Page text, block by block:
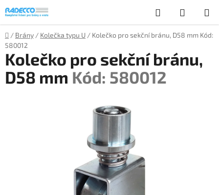
na
obsah
Hledat
KOŠÍK
Domů
/ Brány / Kolečka typu U / Kolečko pro sekční bránu, D58 mm Kód:
580012
Kolečko pro sekční bránu,
D58 mm Kód: 580012